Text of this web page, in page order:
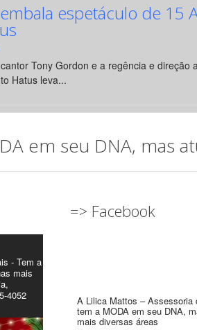
espetáculo de 15
Tony Gordon e a regência e direção
Hatus leva...
em seu DNA, mas
- Tem a
mais
4052
=> Facebook
A Lilica Mattos – Assessoria
tem a MODA em seu DNA,
mais diversas áreas